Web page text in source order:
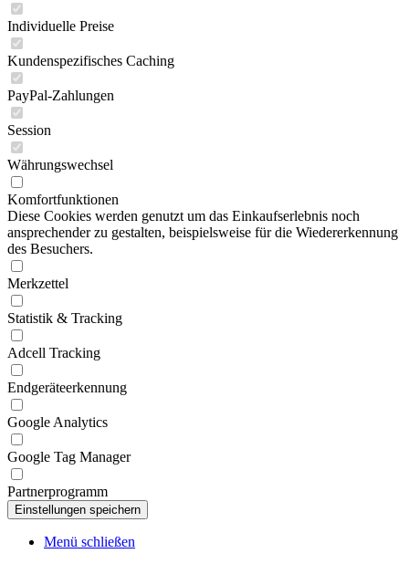
Individuelle Preise
Kundenspezifisches Caching
PayPal-Zahlungen
Session
Währungswechsel
Komfortfunktionen
Diese Cookies werden genutzt um das Einkaufserlebnis noch
ansprechender zu gestalten, beispielsweise für die Wiedererkennung
des Besuchers.
Merkzettel
Statistik & Tracking
Adcell Tracking
Endgeräteerkennung
Google Analytics
Google Tag Manager
Partnerprogramm
Menü schließen